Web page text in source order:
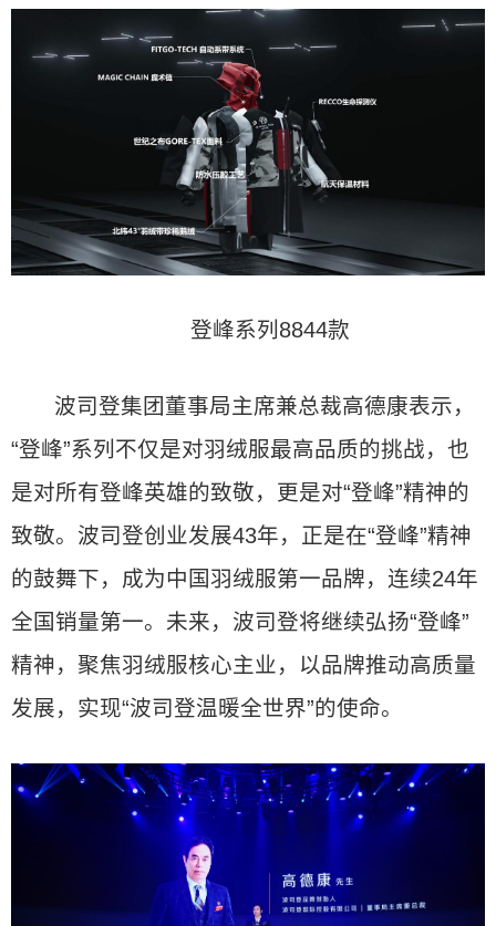
登峰系列8844款
波司登集团董事局主席兼总裁高德康表示，
“登峰”系列不仅是对羽绒服最高品质的挑战，也
是对所有登峰英雄的致敬，更是对“登峰”精神的
致敬。波司登创业发展43年，正是在“登峰”精神
的鼓舞下，成为中国羽绒服第一品牌，连续24年
全国销量第一。未来，波司登将继续弘扬“登峰”
精神，聚焦羽绒服核心主业，以品牌推动高质量
发展，实现“波司登温暖全世界”的使命。